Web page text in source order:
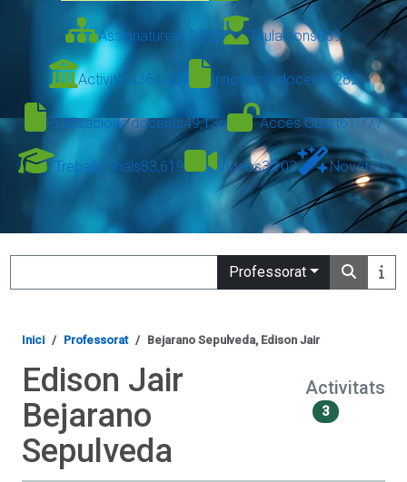
Assignatures12,328 Titulacions639
Activitats364,434 Innovació docent6,282
Publicacions docents49,136 Accés Obert61,777
Treballs finals83,619 Vídeos3,103 Novetats
Professorat
Inici Professorat Bejarano Sepulveda, Edison Jair
Edison Jair
Bejarano
Sepulveda
Activitats
3